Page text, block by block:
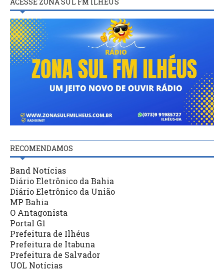
RECOMENDAMOS
Band Notícias
Diário Eletrônico da Bahia
Diário Eletrônico da União
MP Bahia
O Antagonista
Portal G1
Prefeitura de Ilhéus
Prefeitura de Itabuna
Prefeitura de Salvador
UOL Notícias